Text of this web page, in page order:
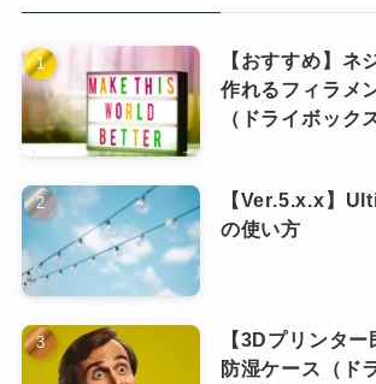
【おすすめ】ネ
作れるフィラメ
（ドライボック
【Ver.5.x.x】
の使い方
【3Dプリンタ
防湿ケース（ド